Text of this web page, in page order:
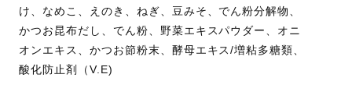
け、なめこ、えのき、ねぎ、豆みそ、でん粉分解物、
かつお昆布だし、でん粉、野菜エキスパウダー、オニ
オンエキス、かつお節粉末、酵母エキス/増粘多糖類、
酸化防止剤（V.E)